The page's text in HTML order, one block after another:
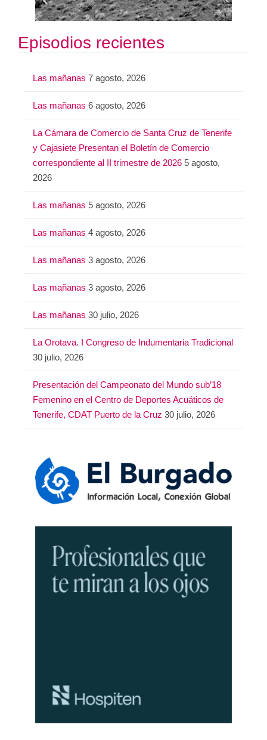
Episodios recientes
Las mañanas 7 agosto, 2026
Las mañanas 6 agosto, 2026
La Cámara de Comercio de Santa Cruz de Tenerife
y Cajasiete Presentan el Boletín de Comercio
correspondiente al II trimestre de 2026 5 agosto,
2026
Las mañanas 5 agosto, 2026
Las mañanas 4 agosto, 2026
Las mañanas 3 agosto, 2026
Las mañanas 3 agosto, 2026
Las mañanas 30 julio, 2026
La Orotava. I Congreso de Indumentaria Tradicional
30 julio, 2026
Presentación del Campeonato del Mundo sub’18
Femenino en el Centro de Deportes Acuáticos de
Tenerife, CDAT Puerto de la Cruz 30 julio, 2026